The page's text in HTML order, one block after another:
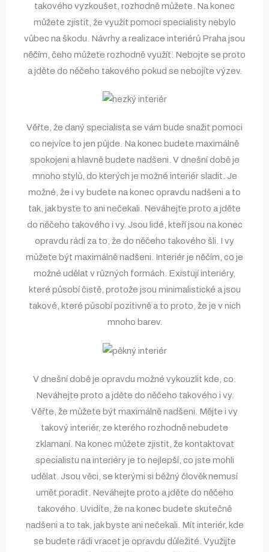
takového vyzkoušet, rozhodně můžete. Na konec
můžete zjistit, že využít pomoci specialisty nebylo
vůbec na škodu. Návrhy a realizace interiérů Praha jsou
něčím, čeho můžete rozhodně využít. Nebojte se proto
a jděte do něčeho takového pokud se nebojíte výzev.
Věřte, že daný specialista se vám bude snažit pomoci
co nejvíce to jen půjde. Na konec budete maximálně
spokojeni a hlavně budete nadšeni. V dnešní době je
mnoho stylů, do kterých je možné interiér sladit. Je
možné, že i vy budete na konec opravdu nadšeni a to
tak, jak byste to ani nečekali. Neváhejte proto a jděte
do něčeho takového i vy. Jsou lidé, kteří jsou na konec
opravdu rádi za to, že do něčeho takového šli. I vy
můžete být maximálně nadšeni. Interiér je něčím, co je
možné udělat v různých formách. Existují interiéry,
které působí čistě, protože jsou minimalistické a jsou
takové, které působí pozitivně a to proto, že je v nich
mnoho barev.
V dnešní době je opravdu možné vykouzlit kde, co.
Neváhejte proto a jděte do něčeho takového i vy.
Věřte, že můžete být maximálně nadšeni. Mějte i vy
takový interiér, ze kterého rozhodně nebudete
zklamaní. Na konec můžete zjistit, že kontaktovat
specialistu na interiéry je to nejlepší, co jste mohli
udělat. Jsou věci, se kterými si běžný člověk nemusí
umět poradit. Neváhejte proto a jděte do něčeho
takového. Uvidíte, že na konec budete skutečně
nadšeni a to tak, jak byste ani nečekali. Mít interiér, kde
se budete rádi vracet je opravdu důležité. Využijte